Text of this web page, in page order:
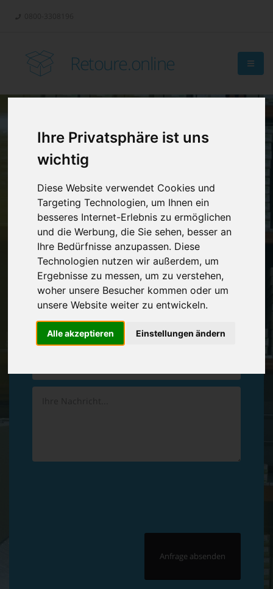
Ihre Privatsphäre ist uns
wichtig
Diese Website verwendet Cookies und
Targeting Technologien, um Ihnen ein
besseres Internet-Erlebnis zu ermöglichen
und die Werbung, die Sie sehen, besser an
Ihre Bedürfnisse anzupassen. Diese
Technologien nutzen wir außerdem, um
Ergebnisse zu messen, um zu verstehen,
woher unsere Besucher kommen oder um
unsere Website weiter zu entwickeln.
Alle akzeptieren Einstellungen ändern
Retoure.online
Retouren-
Management?
Vereinbaren Sie einenRückruf
Hinterlassen Sie uns gern eine persönliche Nachricht.